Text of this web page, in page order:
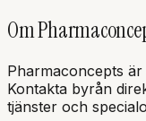
Om
Pharmaconcepts är
Kontakta byrån
tjänster och